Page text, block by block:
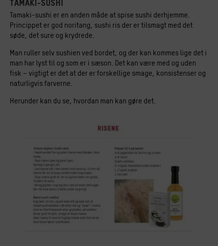
Tamaki-sushi
Tamaki-sushi er en anden måde at spise sushi derhjemme.
Princippet er god noritang, sushi ris der er tilsmagt med det
søde, det sure og krydrede.
Man ruller selv sushien ved bordet, og der kan kommes lige det i
man har lyst til og som er i sæson. Det kan være med og uden
fisk – vigtigt er det at der er forskellige smage, konsistenser og
naturligvis farverne.
Herunder kan du se, hvordan man kan gøre det.